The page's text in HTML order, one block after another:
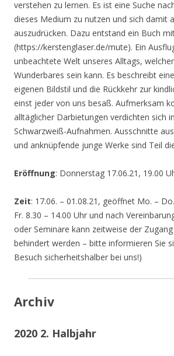
verstehen zu lernen. Es ist eine Suche
dieses Medium zu nutzen und sich damit
auszudrücken. Dazu entstand ein Buch
(https://kerstenglaser.de/mute). Ein
unbeachtete Welt unseres Alltags,
Wunderbares sein kann. Es beschreibt
eigenen Bildstil und die Rückkehr zur
einst jeder von uns besaß. Aufmerksam
alltäglicher Darbietungen verdichten sich
Schwarzweiß-Aufnahmen. Ausschnitte
und anknüpfende junge Werke sind Teil
Eröffnung: Donnerstag 17.06.21, 19.00
Zeit: 17.06. – 01.08.21, geöffnet Mo. –
Fr. 8.30 – 14.00 Uhr und nach
oder Seminare kann zeitweise der
behindert werden – bitte informieren Sie
Besuch sicherheitshalber bei uns!)
Archiv
2020 2. Halbjahr